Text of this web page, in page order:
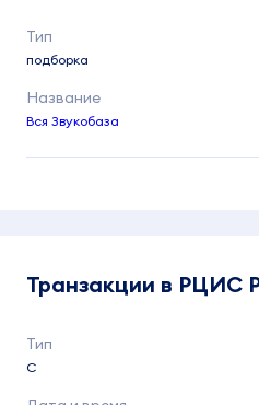
подборка
Вся Звукобаза
Транзакции в РЦИС
C